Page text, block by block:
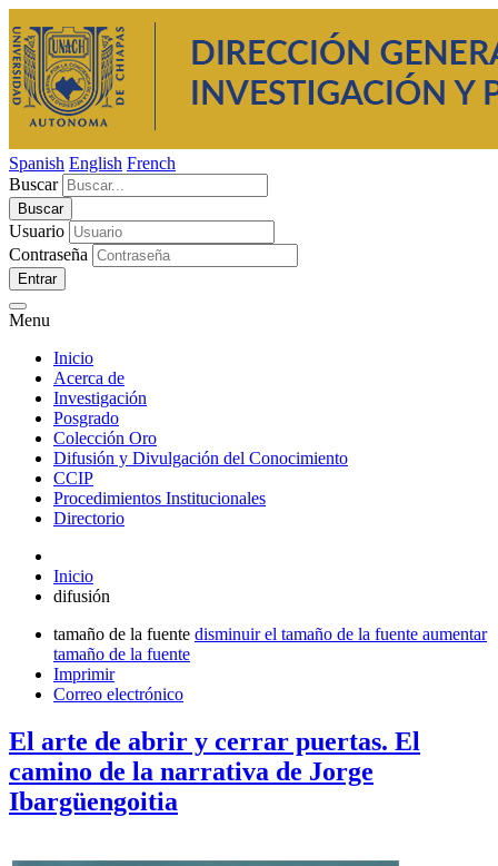
Spanish English French
Buscar
Usuario
Contraseña
Entrar
Menu
Inicio
Acerca de
Investigación
Posgrado
Colección Oro
Difusión y Divulgación del Conocimiento
CCIP
Procedimientos Institucionales
Directorio
Inicio
difusión
tamaño de la fuente disminuir el tamaño de la fuente aumentar
tamaño de la fuente
Imprimir
Correo electrónico
El arte de abrir y cerrar puertas. El
camino de la narrativa de Jorge
Ibargüengoitia